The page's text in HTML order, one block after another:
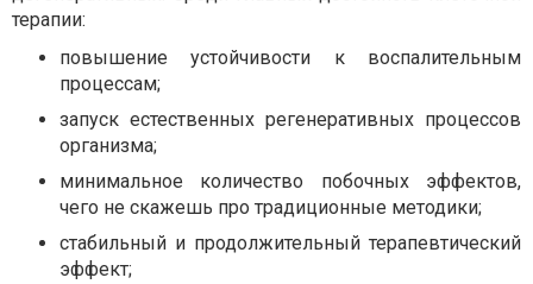
терапии:
повышение устойчивости к воспалительным
процессам;
запуск естественных регенеративных процессов
организма;
минимальное количество побочных эффектов,
чего не скажешь про традиционные методики;
стабильный и продолжительный терапевтический
эффект;